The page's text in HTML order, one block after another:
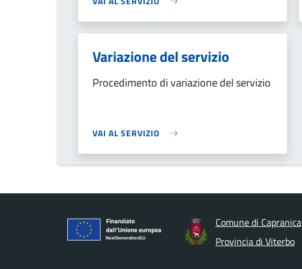
Variazione del servizio
Procedimento di variazione del servizio
VAI AL SERVIZIO
Comune di Capranica
Provincia di Viterbo